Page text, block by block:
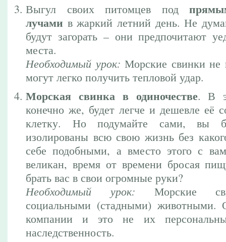
Выгул своих питомцев под
лучами в жаркий летний день. Не
будут загорать – они предпочитают
места.
Необходимый урок: Морские свинки не
могут легко получить тепловой удар.
Морская свинка в одиночестве. В
конечно же, будет легче и дешевле её
клетку. Но подумайте сами, вы
изолированы всю свою жизнь без
себе подобными, а вместо этого с
великан, время от времени бросая
брать вас в свои огромные руки?
Необходимый урок: Морские
социальными (стадными) животными.
компании и это не их
наследственность.